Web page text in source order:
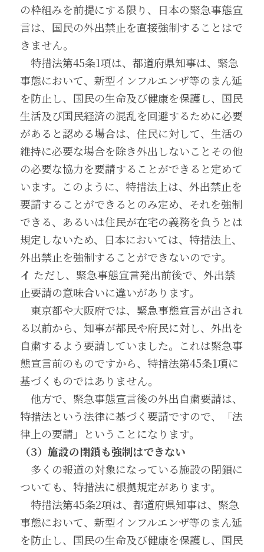
の枠組みを前提にする限り、日本の緊急事態宣
言は、国民の外出禁止を直接強制することはで
きません。
特措法第45条1項は、都道府県知事は、緊急
事態において、新型インフルエンザ等のまん延
を防止し、国民の生命及び健康を保護し、国民
生活及び国民経済の混乱を回避するために必要
があると認める場合は、住民に対して、生活の
維持に必要な場合を除き外出しないことその他
の必要な協力を要請することができると定めて
います。このように、特措法上は、外出禁止を
要請することができるとのみ定め、それを強制
できる、あるいは住民が在宅の義務を負うとは
規定しないため、日本においては、特措法上、
外出禁止を強制することができないのです。
イ ただし、緊急事態宣言発出前後で、外出禁
止要請の意味合いに違いがあります。
東京都や大阪府では、緊急事態宣言が出され
る以前から、知事が都民や府民に対し、外出を
自粛するよう要請していました。これは緊急事
態宣言前のものですから、特措法第45条1項に
基づくものではありません。
他方で、緊急事態宣言後の外出自粛要請は、
特措法という法律に基づく要請ですので、「法
律上の要請」ということになります。
（3）施設の閉鎖も強制はできない
多くの報道の対象になっている施設の閉鎖に
ついても、特措法に根拠規定があります。
特措法第45条2項は、都道府県知事は、緊急
事態において、新型インフルエンザ等のまん延
を防止し、国民の生命及び健康を保護し、国民